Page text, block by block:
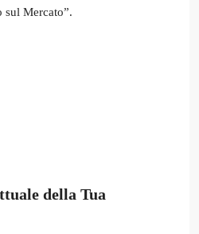
Mercato”.
della Tua